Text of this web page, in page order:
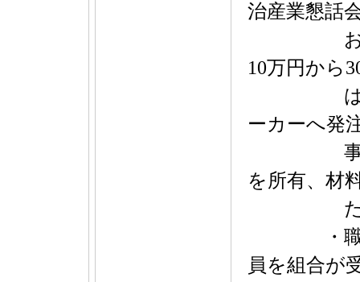
治産業懇話
おける
10万円から
は導入
ーカーへ発
事案が
を所有、材
た設備
・職能技
員を組合が